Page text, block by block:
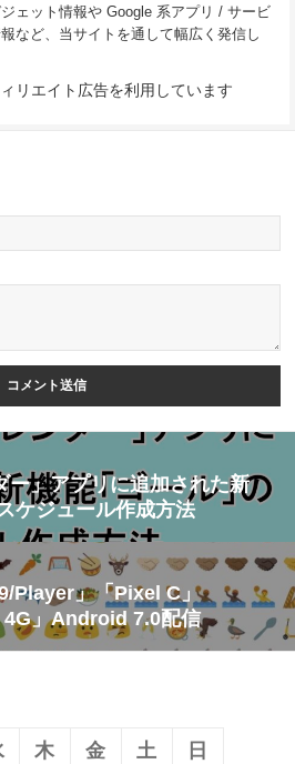
ェット情報や Google 系アプリ / サービ
など、当サイトを通して幅広く発信し
リエイト広告を利用しています
ー」アプリに追加された新
ケジュール作成方法
Player」「Pixel C」
4G」Android 7.0配信
木 金 土 日